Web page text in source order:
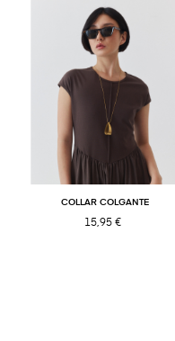
COLLAR COLGANTE
15,95 €